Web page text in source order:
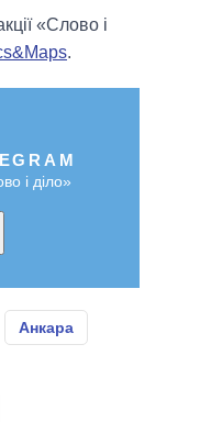
«Слово і
.
і діло»
Анкара